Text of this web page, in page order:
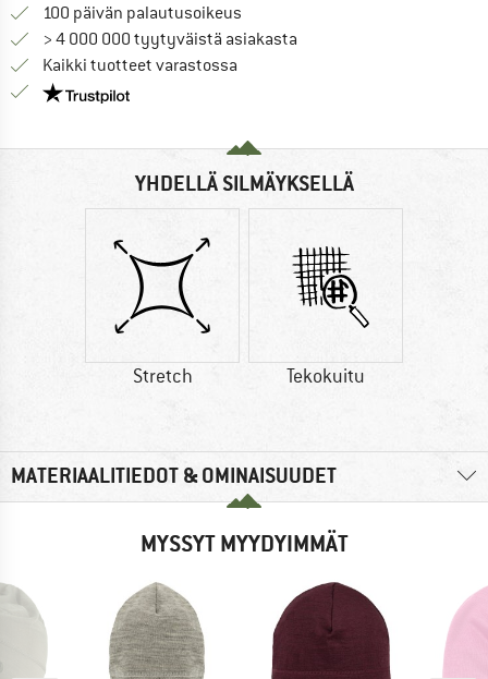
100 päivän palautusoikeus
> 4 000 000 tyytyväistä asiakasta
Kaikki tuotteet varastossa
Meillä on Trustpilot -sertifiointi - lue lisää tästä!
YHDELLÄ SILMÄYKSELLÄ
Stretch Tekokuitu
MATERIAALITIEDOT & OMINAISUUDET
MYSSYT MYYDYIMMÄT